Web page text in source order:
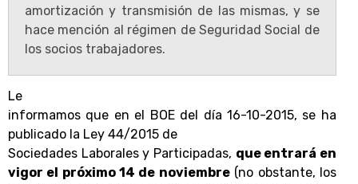
amortización y transmisión de las mismas, y se
hace mención al régimen de Seguridad Social de
los socios trabajadores.
Le
informamos que en el BOE del día 16-10-2015, se ha
publicado la Ley 44/2015 de
Sociedades Laborales y Participadas, que entrará en
vigor el próximo 14 de noviembre(no obstante, los